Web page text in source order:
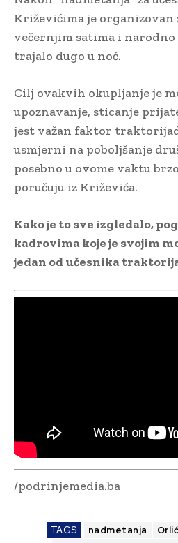
Križevićima je organizovan
večernjim satima i narodno
trajalo dugo u noć.
Cilj ovakvih okupljanje je
upoznavanje, sticanje
jest važan faktor
usmjerni na poboljšanje
posebno u ovome vaktu
poručuju iz Križevića.
Kako je to sve izgledalo,
kadrovima koje je svojim
jedan od učesnika
/podrinjemedia.ba
TAGS nadmetanja Orlić